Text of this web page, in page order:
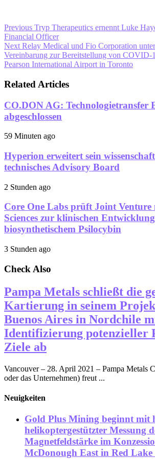
Previous Tryp Therapeutics ernennt Luke
Financial Officer
Next Relay Medical und Fio Corporation
Vereinbarung zur Bereitstellung von COVID-
Pearson International Airport in Toronto
Related Articles
CO.DON AG: Technologietransfer
abgeschlossen
59 Minuten ago
Hyperion erweitert sein
technisches Advisory Board
2 Stunden ago
Core One Labs prüft Joint Venture
Sciences zur klinischen
biosynthetischem Psilocybin
3 Stunden ago
Check Also
Pampa Metals schließt die
Kartierung in seinem
Buenos Aires in Nordchile
Identifizierung potenzieller
Ziele ab
Vancouver – 28. April 2021 – Pampa Metals
oder das Unternehmen) freut ...
Neuigkeiten
Gold Plus Mining beginnt mit
helikoptergestützter Messung
Magnetfeldstärke im
McDonough East in Red